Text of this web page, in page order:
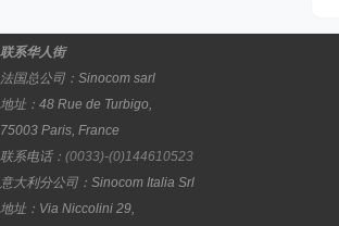
联系华人街
法国总公司： Sinocom sarl
地址： 48 Rue de Turbigo,
75003 Paris, France
联系电话： (0033)-(0)144610523
意大利分公司： Sinocom Italia Srl
地址： Via Niccolini 29,